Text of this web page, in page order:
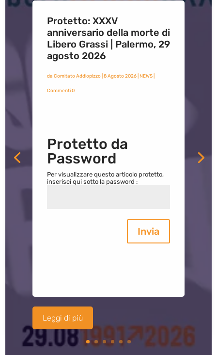
Protetto: XXXV
anniversario della morte di
Libero Grassi | Palermo, 29
agosto 2026
da Comitato Addiopizzo| 8 Agosto 2026| NEWS|
Commenti 0
Protetto da
Password
Per visualizzare questo articolo protetto,
inserisci qui sotto la password :
Invia
Leggi di più